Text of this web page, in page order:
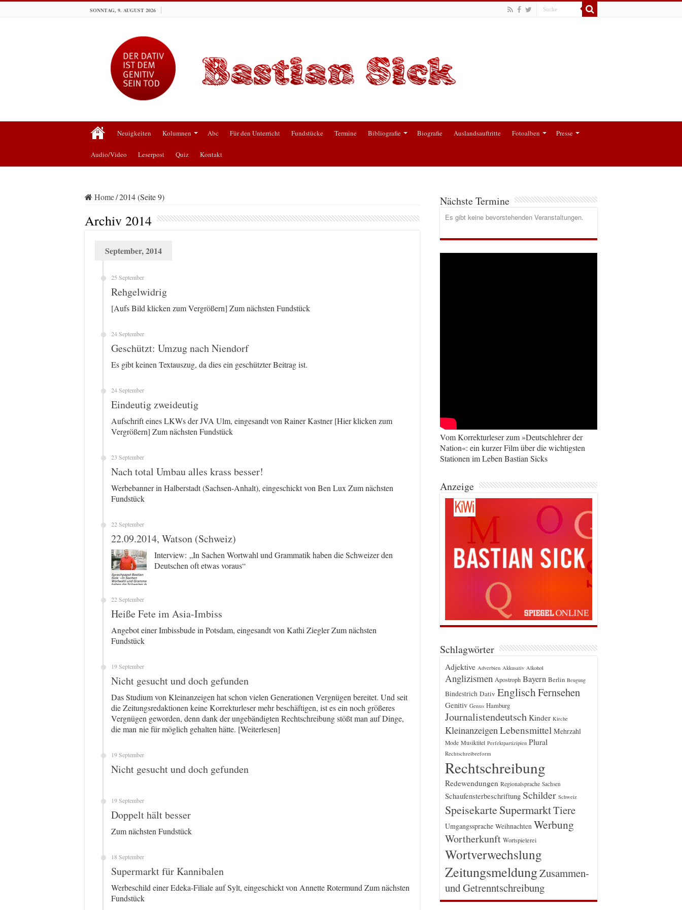
SONNTAG, 9. AUGUST 2026
Neuigkeiten Kolumnen Abc Für den Unterricht Fundstücke Termine Bibliografie Biografie Auslandsauftritte Fotoalben Presse
Audio/Video Leserpost Quiz Kontakt
Home/2014 (Seite 9)
Archiv 2014
September, 2014
25 September
Rehgelwidrig
[Aufs Bild klicken zum Vergrößern] Zum nächsten Fundstück
24 September
Geschützt: Umzug nach Niendorf
Es gibt keinen Textauszug, da dies ein geschützter Beitrag ist.
24 September
Eindeutig zweideutig
Aufschrift eines LKWs der JVA Ulm, eingesandt von Rainer Kastner [Hier klicken zum
Vergrößern] Zum nächsten Fundstück
23 September
Nach total Umbau alles krass besser!
Werbebanner in Halberstadt (Sachsen-Anhalt), eingeschickt von Ben Lux Zum nächsten
Fundstück
22 September
22.09.2014, Watson (Schweiz)
Interview: „In Sachen Wortwahl und Grammatik haben die Schweizer den
Deutschen oft etwas voraus“
22 September
Heiße Fete im Asia-Imbiss
Angebot einer Imbissbude in Potsdam, eingesandt von Kathi Ziegler Zum nächsten
Fundstück
19 September
Nicht gesucht und doch gefunden
Das Studium von Kleinanzeigen hat schon vielen Generationen Vergnügen bereitet. Und seit
die Zeitungsredaktionen keine Korrekturleser mehr beschäftigen, ist es ein noch größeres
Vergnügen geworden, denn dank der ungebändigten Rechtschreibung stößt man auf Dinge,
die man nie für möglich gehalten hätte. [Weiterlesen]
19 September
Nicht gesucht und doch gefunden
19 September
Doppelt hält besser
Zum nächsten Fundstück
18 September
Supermarkt für Kannibalen
Werbeschild einer Edeka-Filiale auf Sylt, eingeschickt von Annette Rotermund Zum nächsten
Fundstück
Nächste Termine
Es gibt keine bevorstehenden Veranstaltungen.
Vom Korrekturleser zum »Deutschlehrer der
Nation«: ein kurzer Film über die wichtigsten
Stationen im Leben Bastian Sicks
Anzeige
Schlagwörter
Adjektive Adverbien Akkusativ Alkohol
Anglizismen Apostroph Bayern Berlin Beugung
Bindestrich Dativ EnglischFernsehen
Genitiv Genus Hamburg
Journalistendeutsch Kinder Kirche
Kleinanzeigen Lebensmittel Mehrzahl
Mode Musiktitel Perfektpartizipien Plural
Rechtschreibreform
Rechtschreibung
Redewendungen Regionalsprache Sachsen
Schaufensterbeschriftung Schilder Schweiz
Speisekarte SupermarktTiere
Umgangssprache Weihnachten Werbung
Wortherkunft Wortspielerei
Wortverwechslung
ZeitungsmeldungZusammen-
und Getrenntschreibung